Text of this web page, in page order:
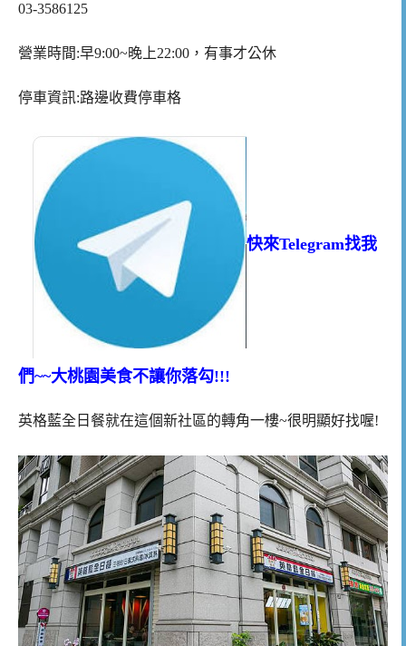
03-3586125
營業時間:早9:00~晚上22:00，有事才公休
停車資訊:路邊收費停車格
快來Telegram找我
們~~大桃園美食不讓你落勾!!!
英格藍全日餐就在這個新社區的轉角一樓~很明顯好找喔!